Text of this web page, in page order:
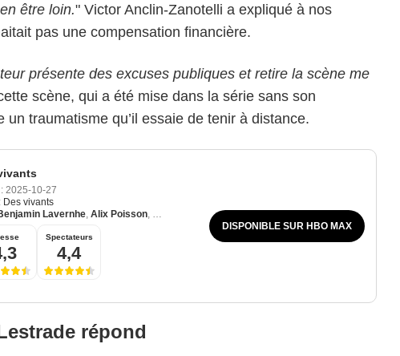
être loin." Victor Anclin-Zanotelli a expliqué à nos
pas une compensation financière.
présente des excuses publiques et retire la scène me
scène, qui a été mise dans la série sans son
un traumatisme qu’il essaie de tenir à distance.
2025-10-27
Des vivants
Lavernhe, Alix Poisson, Antoine Reinartz
Spectateurs
4,4
DISPONIBLE SUR HBO MAX
répond